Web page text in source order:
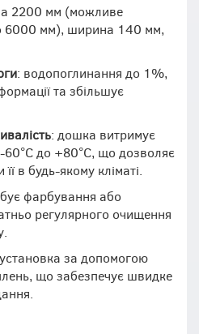
2200 мм (можливе
6000 мм), ширина 140 мм,
: водопоглинання до 1%,
та збільшує
: дошка витримує
60°C до +80°C, що дозволяє
в будь-якому кліматі.
фарбування або
регулярного очищення
за допомогою
що забезпечує швидке